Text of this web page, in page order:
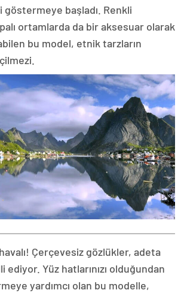
başladı. Renkli
ortamlarda da bir aksesuar olarak
bu model, etnik tarzların
Çerçevesiz gözlükler, adeta
ediyor. Yüz hatlarınızı olduğundan
yardımcı olan bu modelle,